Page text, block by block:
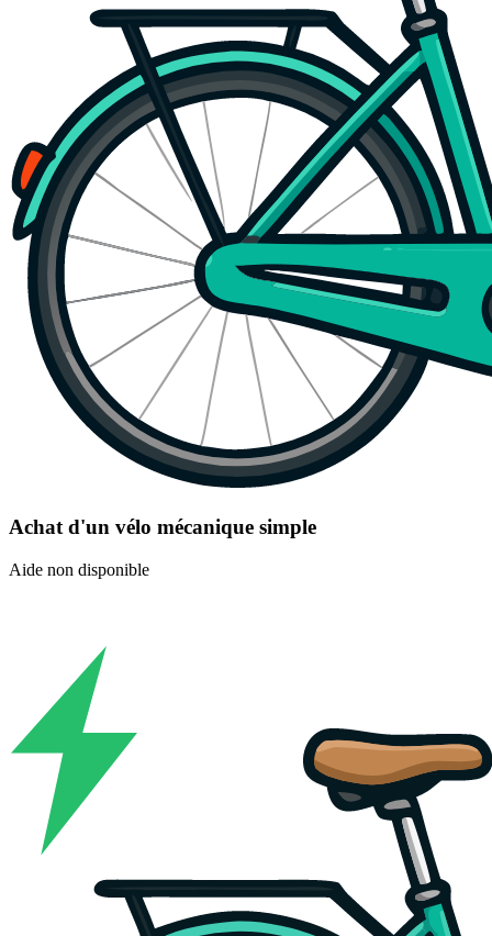
Achat d'un vélo mécanique simple
Aide non disponible